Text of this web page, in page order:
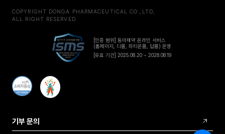
COPYRIGHT DONGA PHARMACEUTICAL CO.,LTD,
ALL RIGHT RESERVED.
[인증 범위] 동아제약 온라인 서비스
(홈페이지, 디몰, 파티온몰, 답몰) 운영
[유효 기간] 2025.08.20 ~ 2028.08.19
기부 문의